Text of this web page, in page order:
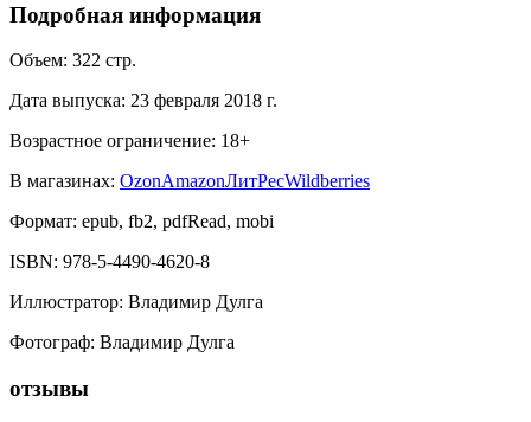
Подробная информация
Объем: 322 стр.
Дата выпуска: 23 февраля 2018 г.
Возрастное ограничение: 18+
В магазинах: OzonAmazonЛитРесWildberries
Формат: epub, fb2, pdfRead, mobi
ISBN: 978-5-4490-4620-8
Иллюстратор: Владимир Дулга
Фотограф: Владимир Дулга
отзывы